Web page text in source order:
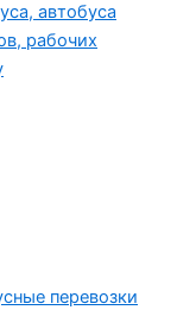
автобуса
рабочих
перевозки